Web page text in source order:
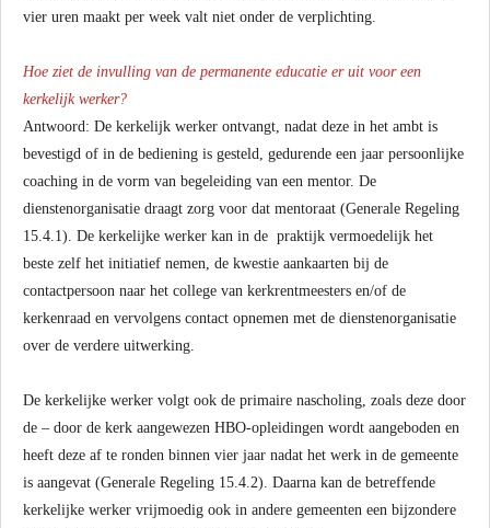
vier uren maakt per week valt niet onder de verplichting.
Hoe ziet de invulling van de permanente educatie er uit voor een
kerkelijk werker?
Antwoord: De kerkelijk werker ontvangt, nadat deze in het ambt is
bevestigd of in de bediening is gesteld, gedurende een jaar persoonlijke
coaching in de vorm van begeleiding van een mentor. De
dienstenorganisatie draagt zorg voor dat mentoraat (Generale Regeling
15.4.1). De kerkelijke werker kan in de praktijk vermoedelijk het
beste zelf het initiatief nemen, de kwestie aankaarten bij de
contactpersoon naar het college van kerkrentmeesters en/of de
kerkenraad en vervolgens contact opnemen met de dienstenorganisatie
over de verdere uitwerking.
De kerkelijke werker volgt ook de primaire nascholing, zoals deze door
de – door de kerk aangewezen HBO-opleidingen wordt aangeboden en
heeft deze af te ronden binnen vier jaar nadat het werk in de gemeente
is aangevat (Generale Regeling 15.4.2). Daarna kan de betreffende
kerkelijke werker vrijmoedig ook in andere gemeenten een bijzondere